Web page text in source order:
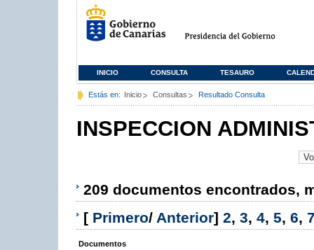
INICIO CONSULTA TESAURO
Estás en: Inicio Consultas Resultado Consulta
INSPECCION
209 documentos encontrados,
[ Primero/ Anterior] 2, 3, 4, 5, 6,
Documentos